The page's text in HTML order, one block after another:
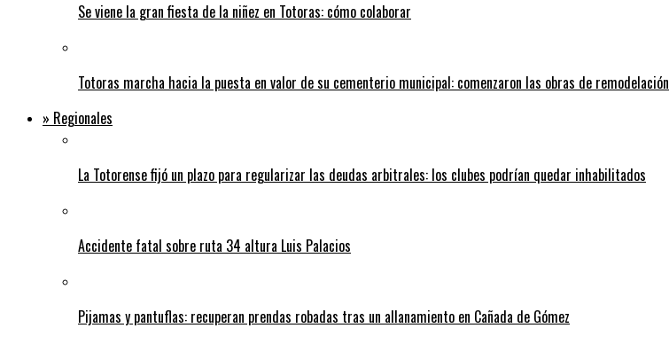
Se viene la gran fiesta de la niñez en Totoras: cómo colaborar
Totoras marcha hacia la puesta en valor de su cementerio municipal: comenzaron las obras de remodelación
» Regionales
La Totorense fijó un plazo para regularizar las deudas arbitrales: los clubes podrían quedar inhabilitados
Accidente fatal sobre ruta 34 altura Luis Palacios
Pijamas y pantuflas: recuperan prendas robadas tras un allanamiento en Cañada de Gómez